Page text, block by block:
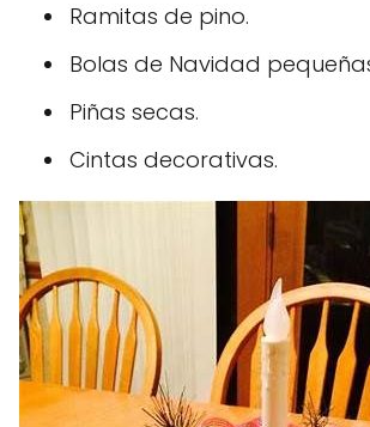
Ramitas de pino.
Bolas de Navidad
Piñas secas.
Cintas decorativas.